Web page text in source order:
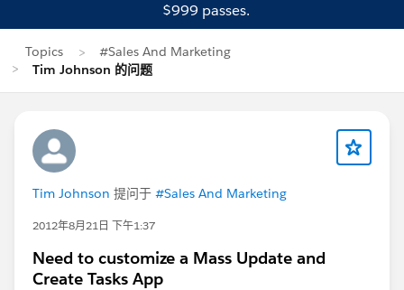
$999 passes.
Topics
#Sales And Marketing
Tim Johnson 的问题
Tim Johnson 提问于 #Sales And Marketing
2012年8月21日 下午1:37
Need to customize a Mass Update and
Create Tasks App